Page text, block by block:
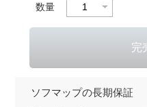
数量
ソフマップの長期保証